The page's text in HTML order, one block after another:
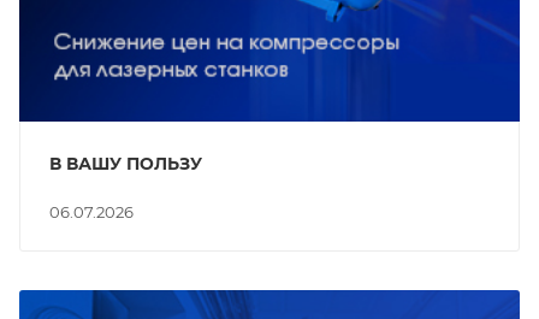
06.07.2026
В ВАШУ ПОЛЬЗУ